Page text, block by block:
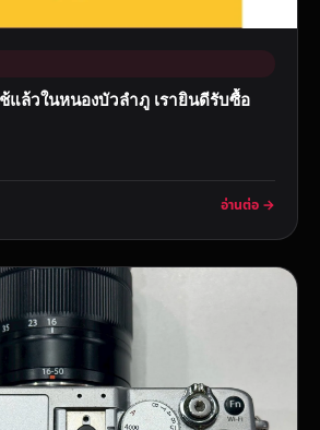
แล้วในหนองบัวลำภู เรายินดีรับซื้อ
อ่านต่อ →